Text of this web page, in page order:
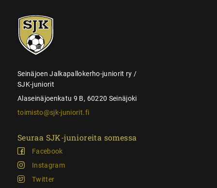
SJK-
juniorit
Seinäjoen Jalkapallokerho-juniorit ry /
SJK-juniorit
Alaseinäjoenkatu 9 B, 60220 Seinäjoki
toimisto@sjk-juniorit.fi
Seuraa SJK-junioreita somessa
Facebook
Instagram
Twitter